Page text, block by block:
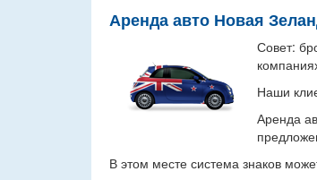
Аренда авто Новая
Совет:
Наши
Аренда
В этом месте система знаков